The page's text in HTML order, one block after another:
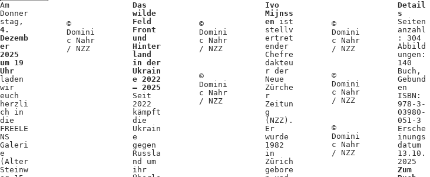
Am
Donner
stag,
4.
Dezemb
er
2025
um 19
Uhr
laden
wir
euch
herzli
ch in
die
FREELE
NS
Galeri
e
(Alter
Steinw
©
Domini
c Nahr
/ NZZ
Das
wilde
Feld
Front
und
Hinter
land
in der
Ukrain
e 2022
– 2025
Seit
2022
kämpft
die
Ukrain
e
gegen
Russla
nd um
ihr
©
Domini
c Nahr
/ NZZ
©
Domini
c Nahr
/ NZZ
Ivo
Mijnss
en ist
stellv
ertret
ender
Chefre
dakteu
r der
Neue
Zürche
r
Zeitun
g
(NZZ).
Er
wurde
1982
in
Zürich
gebore
©
Domini
c Nahr
/ NZZ
©
Domini
c Nahr
/ NZZ
©
Domini
c Nahr
/ NZZ
Detail
s
Seiten
anzahl
: 304
Abbild
ungen:
140
Buch,
Gebund
en
ISBN:
978-3-
03980-
051-3
Ersche
inungs
datum
13.10.
2025
Zum